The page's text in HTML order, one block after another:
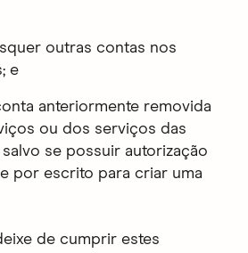
outras contas nos
e
anteriormente removida
ou dos serviços das
salvo se possuir autorização
por escrito para criar uma
de cumprir estes